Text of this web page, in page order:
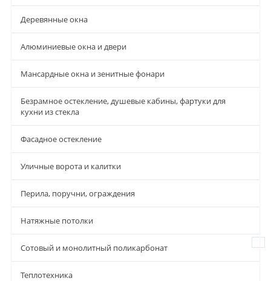
Деревянные окна
Алюминиевые окна и двери
Мансардные окна и зенитные фонари
Безрамное остекление, душевые кабины, фартуки для
кухни из стекла
Фасадное остекление
Уличные ворота и калитки
Перила, поручни, ограждения
Натяжные потолки
Сотовый и монолитный поликарбонат
Теплотехника